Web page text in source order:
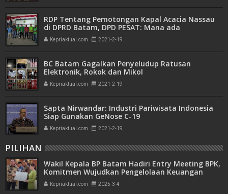
RDP Tentang Pemotongan Kapal Acacia Nassau
di DPRD Batam, DPD PESAT: Mana ada
Penghentian, Pemotongan Tetap Berjalan
Kepriaktual.com 2021-2-19
BC Batam Gagalkan Penyeludup Ratusan
Elektronik, Rokok dan Mikol
Kepriaktual.com 2021-2-19
Sapta Nirwandar: Industri Pariwisata Indonesia
Siap Gunakan GeNose C-19
Kepriaktual.com 2021-2-19
PILIHAN
Wakil Kepala BP Batam Hadiri Entry Meeting BPK,
Komitmen Wujudkan Pengelolaan Keuangan
Transparan dan Akuntabel
Kepriaktual.com 2025-3-4